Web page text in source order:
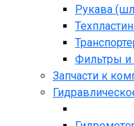
Рукава
Фильтры
Запчасти к